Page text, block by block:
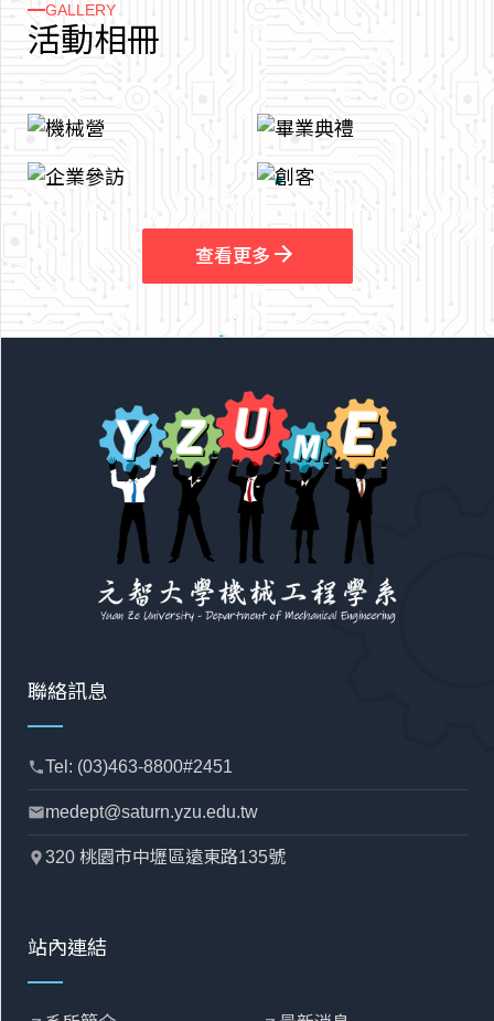
GALLERY
活動相冊
查看更多
聯絡訊息
phoneTel: (03)463-8800#2451
mailmedept@saturn.yzu.edu.tw
location_pin320 桃園市中壢區遠東路135號
站內連結